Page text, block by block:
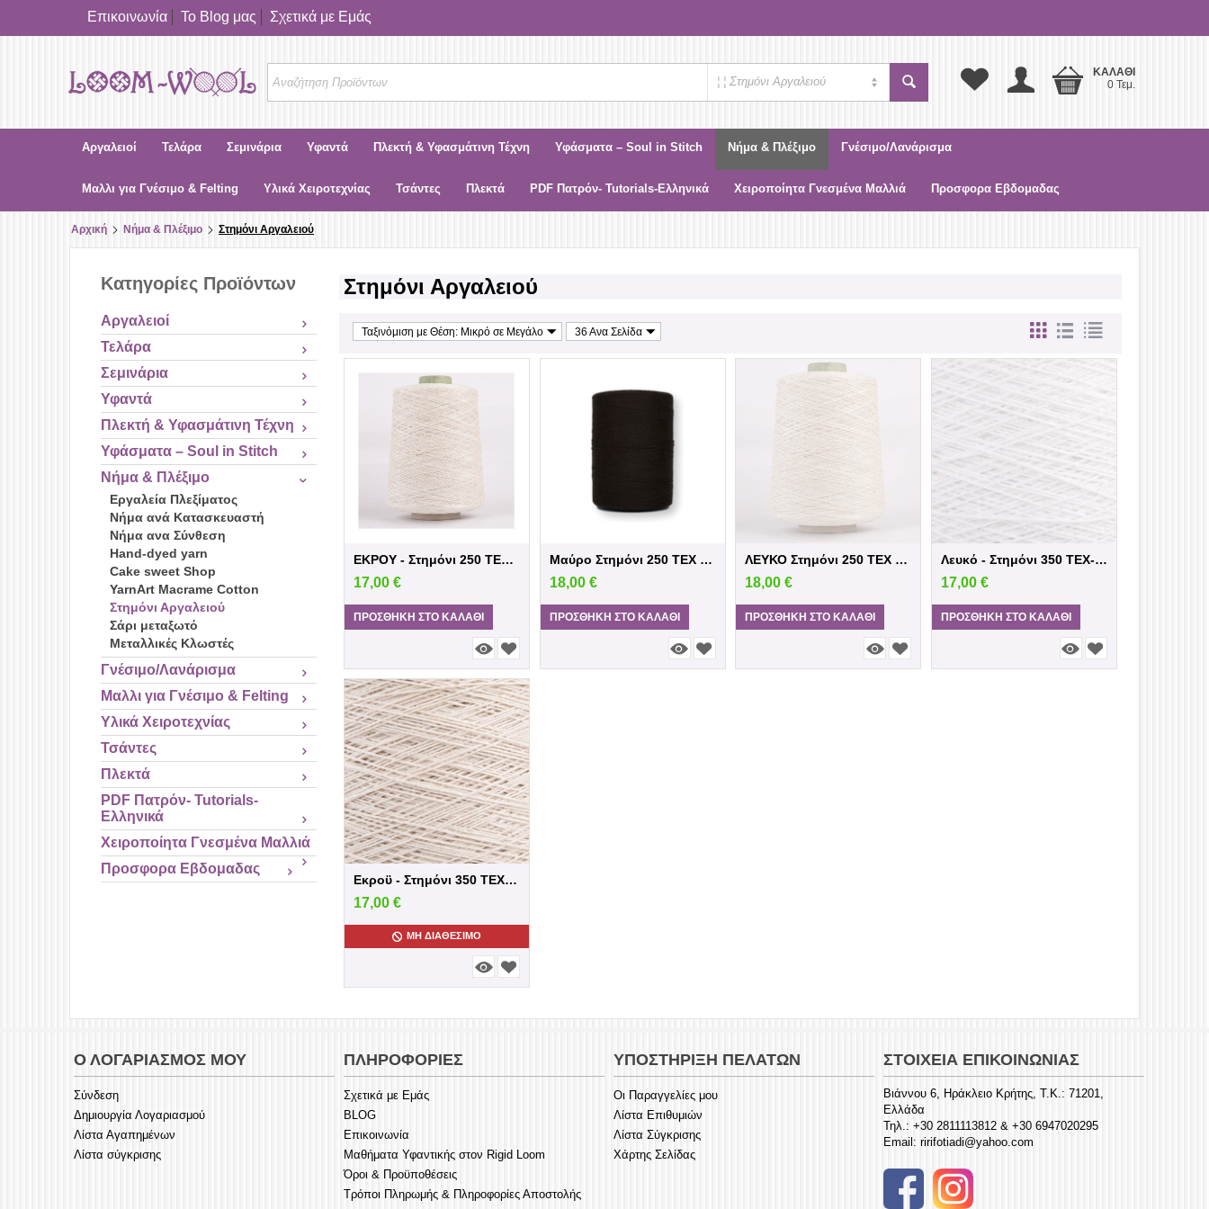
Επικοινωνία Το Blog μας Σχετικά με Εμάς
¦ ¦ Στημόνι Αργαλειού
ΚΑΛΆΘΙ
0 Τεμ.
Αργαλειοί Τελάρα Σεμινάρια Υφαντά Πλεκτή & Υφασμάτινη Τέχνη Υφάσματα – Soul in Stitch Νήμα & Πλέξιμο Γνέσιμο/Λανάρισμα
Μαλλι για Γνέσιμο & Felting Υλικά Χειροτεχνίας Τσάντες Πλεκτά PDF Πατρόν- Tutorials-Ελληνικά Χειροποίητα Γνεσμένα Μαλλιά Προσφορα Εβδομαδας
Αρχική Νήμα & Πλέξιμο Στημόνι Αργαλειού
Κατηγορίες Προϊόντων
Αργαλειοί
Τελάρα
Σεμινάρια
Υφαντά
Πλεκτή & Υφασμάτινη Τέχνη
Υφάσματα – Soul in Stitch
Νήμα & Πλέξιμο
Εργαλεία Πλεξίματος
Νήμα ανά Κατασκευαστή
Νήμα ανα Σύνθεση
Hand-dyed yarn
Cake sweet Shop
YarnArt Macrame Cotton
Στημόνι Αργαλειού
Σάρι μεταξωτό
Μεταλλικές Κλωστές
Γνέσιμο/Λανάρισμα
Μαλλι για Γνέσιμο & Felting
Υλικά Χειροτεχνίας
Τσάντες
Πλεκτά
PDF Πατρόν- Tutorials-
Ελληνικά
Χειροποίητα Γνεσμένα Μαλλιά
Προσφορα Εβδομαδας
Στημόνι Αργαλειού
Ταξινόμιση με Θέση: Μικρό σε Μεγάλο 36 Ανα Σελίδα
ΕΚΡΟΥ - Στημόνι 250 TEX- Βαμβακερό Μπομπίνα
17,00 €
ΠΡΟΣΘΉΚΗ ΣΤΟ ΚΑΛΆΘΙ
Μαύρο Στημόνι 250 TEX Βαμβακερό Μπομπίνα
18,00 €
ΠΡΟΣΘΉΚΗ ΣΤΟ ΚΑΛΆΘΙ
ΛΕΥΚΟ Στημόνι 250 TEX Βαμβακερό Μπομπίνα
18,00 €
ΠΡΟΣΘΉΚΗ ΣΤΟ ΚΑΛΆΘΙ
Λευκό - Στημόνι 350 TEX- Βαμβακερό Μπομ...
17,00 €
ΠΡΟΣΘΉΚΗ ΣΤΟ ΚΑΛΆΘΙ
Εκροϋ - Στημόνι 350 TEX- Βαμβακερό Μπομ...
17,00 €
ΜΗ ΔΙΑΘΈΣΙΜΟ
Ο ΛΟΓΑΡΙΑΣΜΌΣ ΜΟΥ
Σύνδεση
Δημιουργία Λογαριασμού
Λίστα Αγαπημένων
Λίστα σύγκρισης
ΠΛΗΡΟΦΟΡΊΕΣ
Σχετικά με Εμάς
BLOG
Επικοινωνία
Μαθήματα Υφαντικής στον Rigid Loom
Όροι & Προϋποθέσεις
Τρόποι Πληρωμής & Πληροφορίες Αποστολής
ΥΠΟΣΤΉΡΙΞΗ ΠΕΛΑΤΏΝ
Οι Παραγγελίες μου
Λίστα Επιθυμιών
Λίστα Σύγκρισης
Χάρτης Σελίδας
ΣΤΟΙΧΕΊΑ ΕΠΙΚΟΙΝΩΝΊΑΣ
Βιάννου 6, Ηράκλειο Κρήτης, Τ.Κ.: 71201,
Ελλάδα
Τηλ.: +30 2811113812 & +30 6947020295
Email: ririfotiadi@yahoo.com